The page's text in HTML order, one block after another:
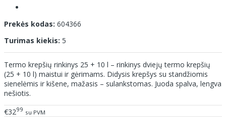
Prekės kodas: 604366
Turimas kiekis: 5
Termo krepšių rinkinys 25 + 10 l – rinkinys dviejų termo krepšių
(25 + 10 l) maistui ir gėrimams. Didysis krepšys su standžiomis
sienelėmis ir kišene, mažasis – sulankstomas. Juoda spalva, lengva
nešiotis.
€3299 su PVM